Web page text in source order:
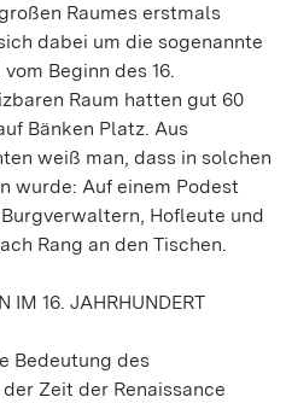
Raumes erstmals
dabei um die sogenannte
Beginn des 16.
Raum hatten gut 60
Bänken Platz. Aus
weiß man, dass in solchen
wurde: Auf einem Podest
Hofleute und
Rang an den Tischen.
IM 16. JAHRHUNDERT
Bedeutung des
Zeit der Renaissance